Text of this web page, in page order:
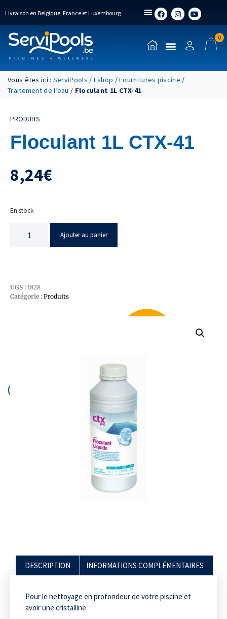
Livraison en Belgique, France et Luxembourg
0
Vous êtes ici : ServiPools / Eshop /Fournitures piscine /
Traitement de l’eau / Floculant 1L CTX-41
PRODUITS
Floculant 1L CTX-41
8,24€
En stock
Ajouter au panier
UGS : 1828
Catégorie : Produits
DESCRIPTION INFORMATIONS COMPLÉMENTAIRES
Pour le nettoyage en profondeur de votre piscine et
avoir une cristalline.